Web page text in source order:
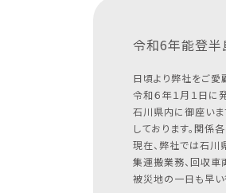
令和6年能登半
日頃より弊社をご愛
令和６年１月１日に
石川県内に御座いま
しております。関係
現在、弊社では石川
集運搬業務、回収車
被災地の一日も早い